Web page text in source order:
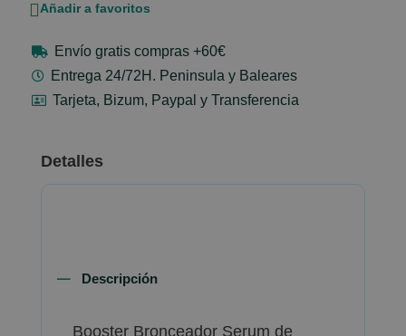
Añadir a favoritos
Envío gratis compras +60€
Entrega 24/72H. Peninsula y Baleares
Tarjeta, Bizum, Paypal y Transferencia
Detalles
Descripción
Booster Bronceador Serum de